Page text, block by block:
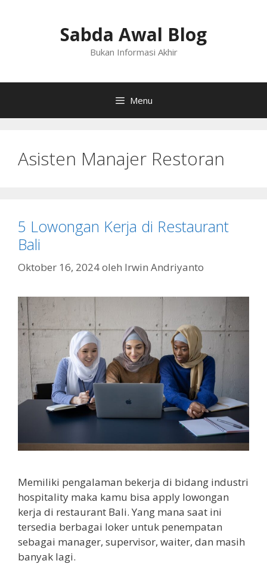
Sabda Awal Blog
Bukan Informasi Akhir
Menu
Asisten Manajer Restoran
5 Lowongan Kerja di Restaurant
Bali
Oktober 16, 2024oleh Irwin Andriyanto
Memiliki pengalaman bekerja di bidang industri
hospitality maka kamu bisa apply lowongan
kerja di restaurant Bali. Yang mana saat ini
tersedia berbagai loker untuk penempatan
sebagai manager, supervisor, waiter, dan masih
banyak lagi.